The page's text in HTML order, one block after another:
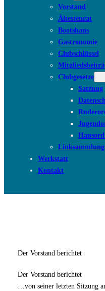
Vorstand
Ältestenrat
Bootshaus
Gastronomie
Clubschlüssel
Clubgesetze
Satzung
Linksammlung
Werkstatt
Kontakt
Der Vorstand berichtet
Der Vorstand berichtet
…von seiner letzten Sitzung